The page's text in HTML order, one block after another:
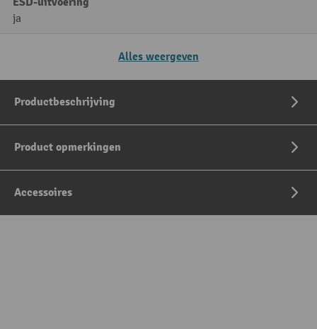
ja
Alles weergeven
Productbeschrijving
Product opmerkingen
Accessoires